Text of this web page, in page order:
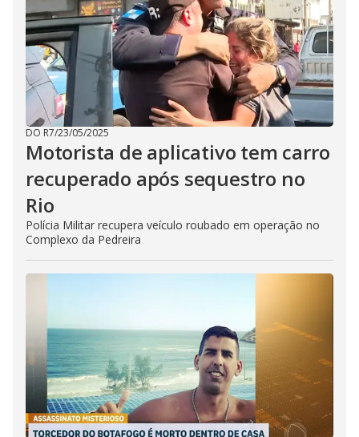
DO R7/23/05/2025
Motorista de aplicativo tem carro
recuperado após sequestro no
Rio
Polícia Militar recupera veículo roubado em operação no
Complexo da Pedreira